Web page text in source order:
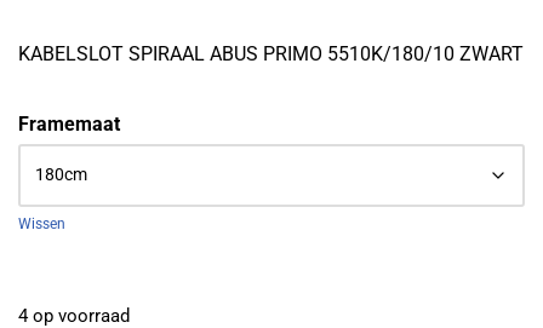
KABELSLOT SPIRAAL ABUS PRIMO 5510K/180/10 ZWART
Framemaat
Wissen
4 op voorraad